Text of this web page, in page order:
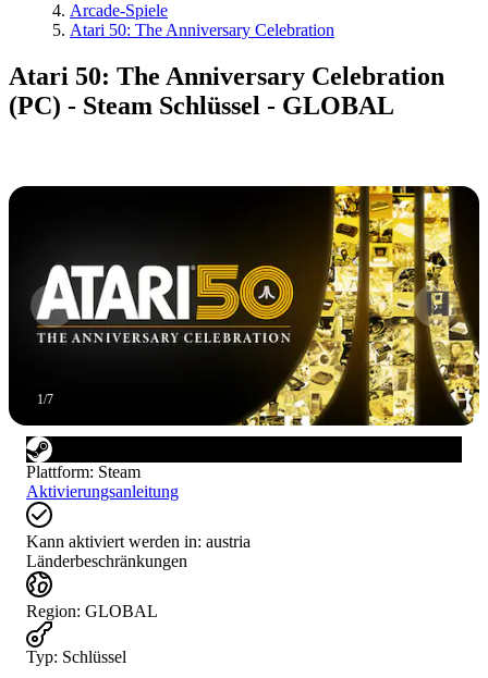
Arcade-Spiele
Atari 50: The Anniversary Celebration
Atari 50: The Anniversary Celebration
(PC) - Steam Schlüssel - GLOBAL
1/7
Plattform: Steam
Aktivierungsanleitung
Kann aktiviert werden in: austria
Länderbeschränkungen
Region: GLOBAL
Typ: Schlüssel